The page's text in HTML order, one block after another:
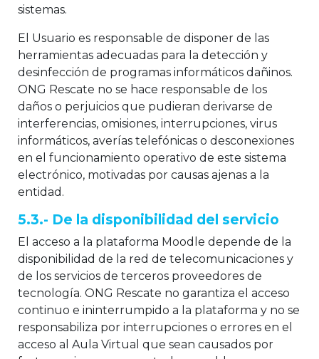
sistemas.
El Usuario es responsable de disponer de las
herramientas adecuadas para la detección y
desinfección de programas informáticos dañinos.
ONG Rescate no se hace responsable de los
daños o perjuicios que pudieran derivarse de
interferencias, omisiones, interrupciones, virus
informáticos, averías telefónicas o desconexiones
en el funcionamiento operativo de este sistema
electrónico, motivadas por causas ajenas a la
entidad.
5.3.- De la disponibilidad del servicio
El acceso a la plataforma Moodle depende de la
disponibilidad de la red de telecomunicaciones y
de los servicios de terceros proveedores de
tecnología. ONG Rescate no garantiza el acceso
continuo e ininterrumpido a la plataforma y no se
responsabiliza por interrupciones o errores en el
acceso al Aula Virtual que sean causados por